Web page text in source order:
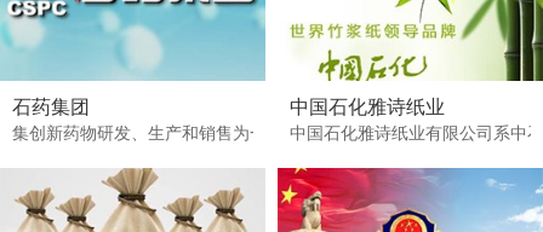
石药集团
集创新药物研发、生产和销售为一体的创新型企业。资产总额410亿元
中国石化雅诗纸业
中国石化雅诗纸业有限公司系中